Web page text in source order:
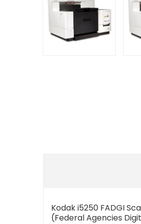
Kodak i5250 FADGI
(Federal Agencies